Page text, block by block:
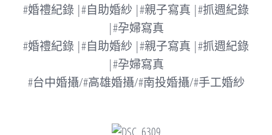
#婚禮紀錄 |#自助婚紗 |#親子寫真 |#抓週紀錄
|#孕婦寫真
#婚禮紀錄 |#自助婚紗 |#親子寫真 |#抓週紀錄
|#孕婦寫真
#台中婚攝/#高雄婚攝/#南投婚攝/#手工婚紗